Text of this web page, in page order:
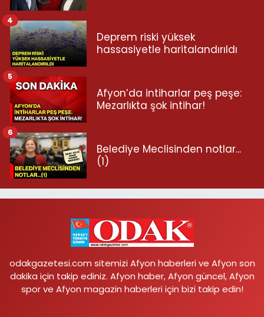
Deprem riski yüksek
hassasiyetle haritalandırıldı
4
Afyon’da intiharlar peş peşe:
Mezarlıkta şok intihar!
5
Belediye Meclisinden notlar...
(1)
6
odakgazetesi.com sitemizi Afyon haberleri ve Afyon son
dakika için takip ediniz. Afyon haber, Afyon güncel, Afyon
spor ve Afyon magazin haberleri için bizi takip edin!